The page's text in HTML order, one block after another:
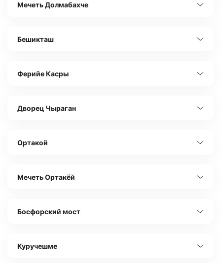
Мечеть Долмабахче
Бешикташ
Ферийе Касры
Дворец Чыраган
Ортакой
Мечеть Ортакёй
Босфорский мост
Куручешме